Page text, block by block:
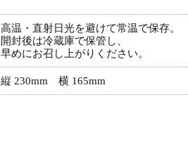
高温・直射日光を避けて常温で保存。
開封後は冷蔵庫で保管し、
早めにお召し上がりください。
縦 230mm 横 165mm